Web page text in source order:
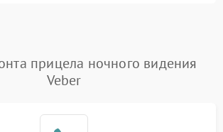
прицела ночного видения
Veber